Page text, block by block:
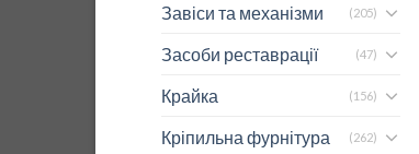
Завіси та механізми (205)
Засоби реставрації (47)
Крайка (156)
Кріпильна фурнітура (262)
Перфорована боковина
PB-D-BXSIDE50C
Тандембокс AXISPRO
GTV 500мм PB-